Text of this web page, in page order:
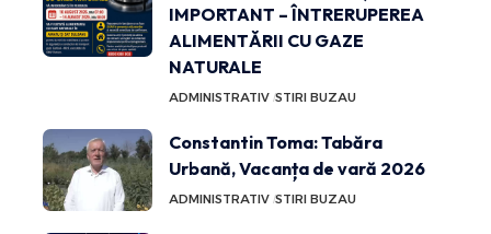
IMPORTANT – ÎNTRERUPEREA
ALIMENTĂRII CU GAZE
NATURALE
ADMINISTRATIV STIRI BUZAU
Constantin Toma: Tabăra
Urbană, Vacanța de vară 2026
ADMINISTRATIV STIRI BUZAU